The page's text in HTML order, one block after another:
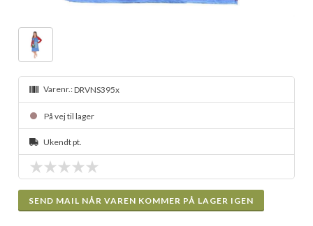
Varenr.:DRVNS395x
På vej til lager
Ukendt pt.
SEND MAIL NÅR VAREN KOMMER PÅ LAGER IGEN